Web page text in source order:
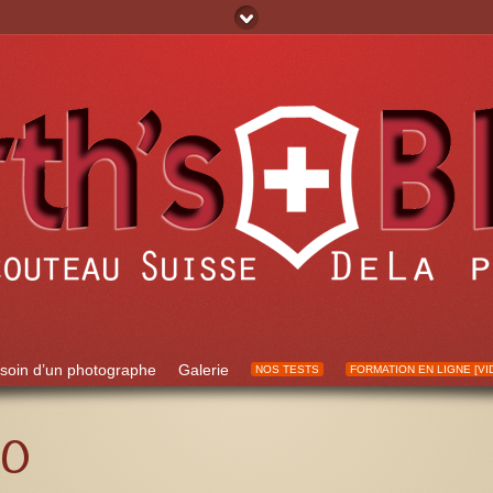
d’un photographe Galerie NOS TESTS FORMATION EN LIGNE